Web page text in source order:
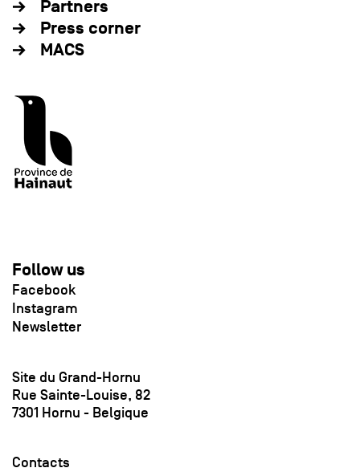
Partners
Press corner
MACS
Follow us
Facebook
Instagram
Newsletter
Site du Grand-Hornu
Rue Sainte-Louise, 82
7301 Hornu - Belgique
Contacts